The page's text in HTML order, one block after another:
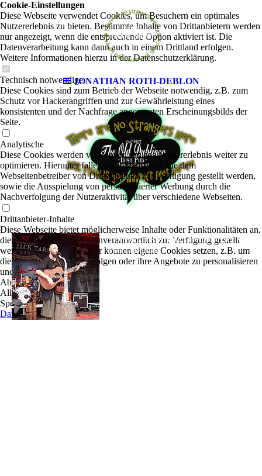
JONATHAN ROTH-DEBLON
JONATHAN ROTH-DEBLON
Folk(Medival)
Cookie-Einstellungen
Diese Webseite verwendet Cookies, um Besuchern ein optimales
Nutzererlebnis zu bieten. Bestimmte Inhalte von Drittanbietern werden
nur angezeigt, wenn die entsprechende Option aktiviert ist. Die
Datenverarbeitung kann dann auch in einem Drittland erfolgen.
Weitere Informationen hierzu in der Datenschutzerklärung.
Technisch notwendige
Diese Cookies sind zum Betrieb der Webseite notwendig, z.B. zum
Schutz vor Hackerangriffen und zur Gewährleistung eines
konsistenten und der Nachfrage angepassten Erscheinungsbilds der
Seite.
Analytische
Diese Cookies werden verwendet, um das Nutzererlebnis weiter zu
optimieren. Hierunter fallen auch Statistiken, die dem
Webseitenbetreiber von Drittanbietern zur Verfügung gestellt werden,
sowie die Ausspielung von personalisierter Werbung durch die
Nachverfolgung der Nutzeraktivität über verschiedene Webseiten.
Drittanbieter-Inhalte
Diese Webseite bietet möglicherweise Inhalte oder Funktionalitäten an,
die von Drittanbietern eigenverantwortlich zur Verfügung gestellt
werden. Diese Drittanbieter können eigene Cookies setzen, z.B. um
die Nutzeraktivität zu verfolgen oder ihre Angebote zu personalisieren
und zu optimieren.
Ablehnen
Alle akzeptieren
Speichern
Datenschutz